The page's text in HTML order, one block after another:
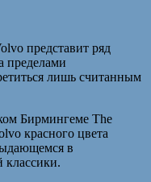
представит ряд
пределами
лишь считанным
Бирмингеме The
красного цвета
в